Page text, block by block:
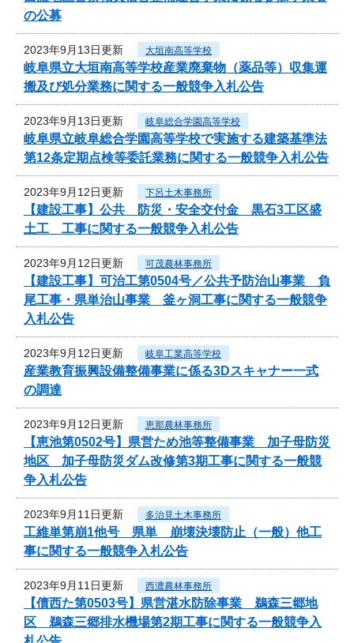
の公募
2023年9月13日更新 大垣南高等学校
岐阜県立大垣南高等学校産業廃棄物（薬品等）収集運
搬及び処分業務に関する一般競争入札公告
2023年9月13日更新 岐阜総合学園高等学校
岐阜県立岐阜総合学園高等学校で実施する建築基準法
第12条定期点検等委託業務に関する一般競争入札公告
2023年9月12日更新 下呂土木事務所
【建設工事】公共 防災・安全交付金 黒石3工区盛
土工 工事に関する一般競争入札公告
2023年9月12日更新 可茂農林事務所
【建設工事】可治工第0504号／公共予防治山事業 負
尾工事・県単治山事業 釜ヶ洞工事に関する一般競争
入札公告
2023年9月12日更新 岐阜工業高等学校
産業教育振興設備整備事業に係る3Dスキャナー一式
の調達
2023年9月12日更新 恵那農林事務所
【恵池第0502号】県営ため池等整備事業 加子母防災
地区 加子母防災ダム改修第3期工事に関する一般競
争入札公告
2023年9月11日更新 多治見土木事務所
工維単第崩1他号 県単 崩壊決壊防止（一般）他工
事に関する一般競争入札公告
2023年9月11日更新 西濃農林事務所
【債西た第0503号】県営湛水防除事業 鵜森三郷地
区 鵜森三郷排水機場第2期工事に関する一般競争入